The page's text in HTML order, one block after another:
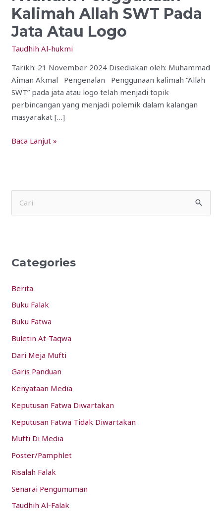
Kalimah Allah SWT Pada
Jata Atau Logo
Taudhih Al-hukmi
Tarikh: 21 November 2024 Disediakan oleh: Muhammad
Aiman Akmal Pengenalan Penggunaan kalimah “Allah
SWT” pada jata atau logo telah menjadi topik
perbincangan yang menjadi polemik dalam kalangan
masyarakat […]
Baca Lanjut »
c
f
o
r
:
Categories
Berita
Buku Falak
Buku Fatwa
Buletin At-Taqwa
Dari Meja Mufti
Garis Panduan
Kenyataan Media
Keputusan Fatwa Diwartakan
Keputusan Fatwa Tidak Diwartakan
Mufti Di Media
Poster/Pamphlet
Risalah Falak
Senarai Pengumuman
Taudhih Al-Falak